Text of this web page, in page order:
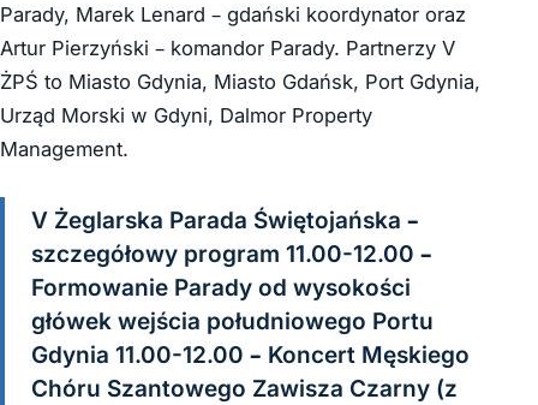
Parady, Marek Lenard – gdański koordynator oraz
Artur Pierzyński – komandor Parady. Partnerzy V
ŻPŚ to Miasto Gdynia, Miasto Gdańsk, Port Gdynia,
Urząd Morski w Gdyni, Dalmor Property
Management.
V Żeglarska Parada Świętojańska –
szczegółowy program 11.00-12.00 –
Formowanie Parady od wysokości
główek wejścia południowego Portu
Gdynia 11.00-12.00 – Koncert Męskiego
Chóru Szantowego Zawisza Czarny (z